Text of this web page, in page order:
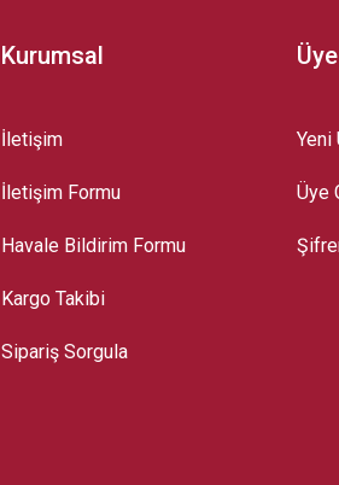
Gönder
Kurumsal
İletişim
İletişim Formu
Havale Bildirim Formu
Kargo Takibi
Sipariş Sorgula
Yeni
Üye